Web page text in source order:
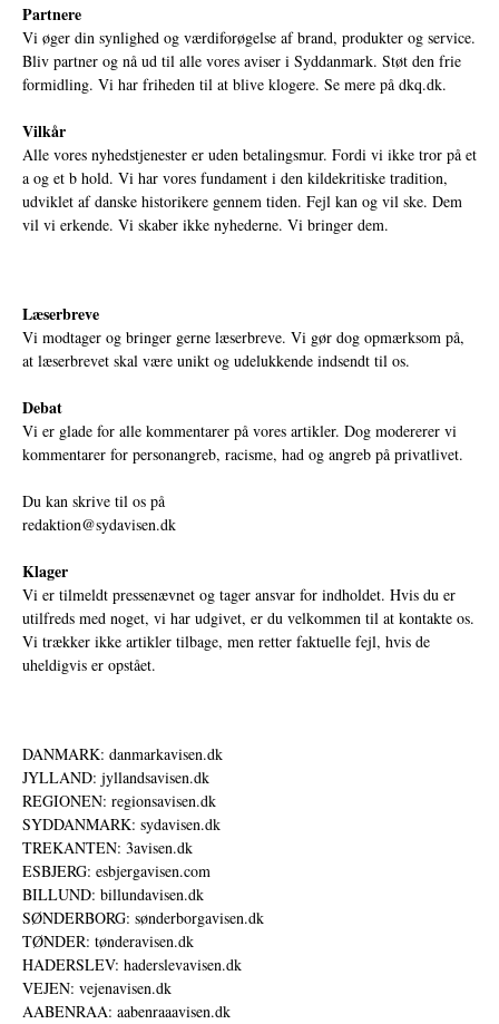
Partnere
Vi øger din synlighed og værdiforøgelse af brand, produkter og service.
Bliv partner og nå ud til alle vores aviser i Syddanmark. Støt den frie
formidling. Vi har friheden til at blive klogere. Se mere på dkq.dk.
Vilkår
Alle vores nyhedstjenester er uden betalingsmur. Fordi vi ikke tror på et
a og et b hold. Vi har vores fundament i den kildekritiske tradition,
udviklet af danske historikere gennem tiden. Fejl kan og vil ske. Dem
vil vi erkende. Vi skaber ikke nyhederne. Vi bringer dem.
Læserbreve
Vi modtager og bringer gerne læserbreve. Vi gør dog opmærksom på,
at læserbrevet skal være unikt og udelukkende indsendt til os.
Debat
Vi er glade for alle kommentarer på vores artikler. Dog modererer vi
kommentarer for personangreb, racisme, had og angreb på privatlivet.
Du kan skrive til os på
redaktion@sydavisen.dk
Klager
Vi er tilmeldt pressenævnet og tager ansvar for indholdet. Hvis du er
utilfreds med noget, vi har udgivet, er du velkommen til at kontakte os.
Vi trækker ikke artikler tilbage, men retter faktuelle fejl, hvis de
uheldigvis er opstået.
DANMARK: danmarkavisen.dk
JYLLAND: jyllandsavisen.dk
REGIONEN: regionsavisen.dk
SYDDANMARK: sydavisen.dk
TREKANTEN: 3avisen.dk
ESBJERG: esbjergavisen.com
BILLUND: billundavisen.dk
SØNDERBORG: sønderborgavisen.dk
TØNDER: tønderavisen.dk
HADERSLEV: haderslevavisen.dk
VEJEN: vejenavisen.dk
AABENRAA: aabenraaavisen.dk